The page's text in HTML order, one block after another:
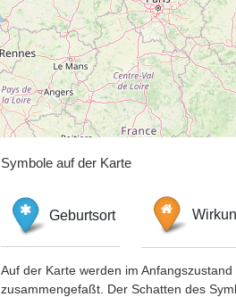
Symbole auf der Karte
Geburtsort
Auf der Karte werden im
zusammengefaßt. Der Schatten des